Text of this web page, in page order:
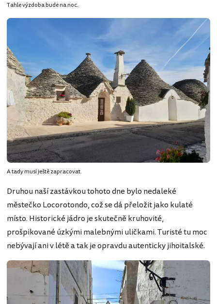
Tahle výzdoba bude na noc.
A tady musí ještě zapracovat.
Druhou naší zastávkou tohoto dne bylo nedaleké
městečko Locorotondo, což se dá přeložit jako kulaté
místo. Historické jádro je skutečně kruhovité,
prošpikované úzkými malebnými uličkami. Turisté tu moc
nebývají ani v létě a tak je opravdu autenticky jihoitalské.